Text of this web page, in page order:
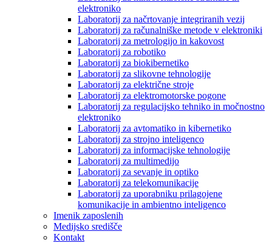
elektroniko
Laboratorij za načrtovanje integriranih vezij
Laboratorij za računalniške metode v elektroniki
Laboratorij za metrologijo in kakovost
Laboratorij za robotiko
Laboratorij za biokibernetiko
Laboratorij za slikovne tehnologije
Laboratorij za električne stroje
Laboratorij za elektromotorske pogone
Laboratorij za regulacijsko tehniko in močnostno
elektroniko
Laboratorij za avtomatiko in kibernetiko
Laboratorij za strojno inteligenco
Laboratorij za informacijske tehnologije
Laboratorij za multimedijo
Laboratorij za sevanje in optiko
Laboratorij za telekomunikacije
Laboratorij za uporabniku prilagojene
komunikacije in ambientno inteligenco
Imenik zaposlenih
Medijsko središče
Kontakt